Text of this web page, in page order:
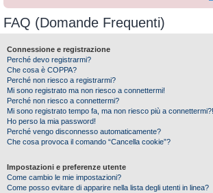
FAQ (Domande Frequenti)
Connessione e registrazione
Perché devo registrarmi?
Che cosa è COPPA?
Perché non riesco a registrarmi?
Mi sono registrato ma non riesco a connettermi!
Perché non riesco a connettermi?
Mi sono registrato tempo fa, ma non riesco più a connettermi?!
Ho perso la mia password!
Perché vengo disconnesso automaticamente?
Che cosa provoca il comando “Cancella cookie”?
Impostazioni e preferenze utente
Come cambio le mie impostazioni?
Come posso evitare di apparire nella lista degli utenti in linea?